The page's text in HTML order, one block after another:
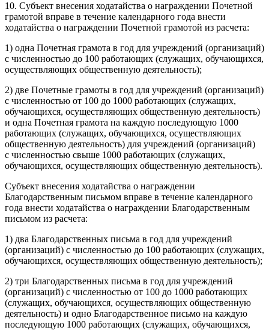
10. Субъект внесения ходатайства о награждении Почетной
грамотой вправе в течение календарного года внести
ходатайства о награждении Почетной грамотой из расчета:
1) одна Почетная грамота в год для учреждений (организаций)
с численностью до 100 работающих (служащих, обучающихся,
осуществляющих общественную деятельность);
2) две Почетные грамоты в год для учреждений (организаций)
с численностью от 100 до 1000 работающих (служащих,
обучающихся, осуществляющих общественную деятельность)
и одна Почетная грамота на каждую последующую 1000
работающих (служащих, обучающихся, осуществляющих
общественную деятельность) для учреждений (организаций)
с численностью свыше 1000 работающих (служащих,
обучающихся, осуществляющих общественную деятельность).
Субъект внесения ходатайства о награждении
Благодарственным письмом вправе в течение календарного
года внести ходатайства о награждении Благодарственным
письмом из расчета:
1) два Благодарственных письма в год для учреждений
(организаций) с численностью до 100 работающих (служащих,
обучающихся, осуществляющих общественную деятельность);
2) три Благодарственных письма в год для учреждений
(организаций) с численностью от 100 до 1000 работающих
(служащих, обучающихся, осуществляющих общественную
деятельность) и одно Благодарственное письмо на каждую
последующую 1000 работающих (служащих, обучающихся,